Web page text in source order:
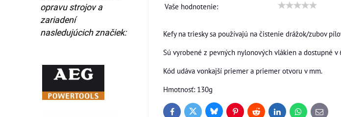
Vaše hodnotenie:
Kefy na triesky sa používajú na čistenie drážok/zubov
Sú vyrobené z pevných nylonových vlákien a dostupné v
Kód udáva vonkajší priemer a priemer otvoru v mm.
Hmotnosť: 130g
FacebookTwitter BlueskyPinterestReddit LinkedInWhatsApp
E-
opravu strojov a
zariadení
nasledujúcich značiek: